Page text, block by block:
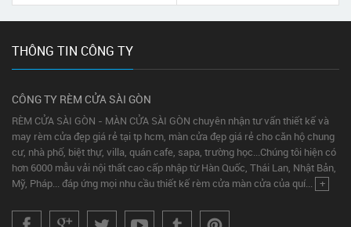
TPHCM
THÔNG TIN CÔNG TY
CÔNG TY RÈM CỬA SÀI GÒN
RÈM CỬA SÀI GÒN - MÀN CỬA SÀI GÒN chuyên nhận tư vấn thiết kế và
may rèm cửa đẹp giá rẻ tại tp hcm, màn cửa đẹp giá rẻ cho căn hộ chung
cư, nhà phố, biệt thự, villa, quán cafe, sapa, trường học...Chúng tôi hiện có
hơn 6000 mẫu vải nội thất cao cấp nhập từ Hàn Quốc, Thái Lan, Nhật Bản,
Mỹ, Pháp... đáp ứng mọi nhu cầu thiết kế rèm cửa màn cửa của quí... +